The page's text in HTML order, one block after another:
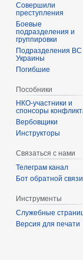
Совершили
преступления
Боевые
подразделения и
группировки
Подразделения ВС
Украины
Погибшие
Пособники
спонсоры
‏‎Вербовщики
Инструкторы
Связаться с нами
Телеграм канал
Бот обратной связи
Инструменты
Служебные
Версия для печати